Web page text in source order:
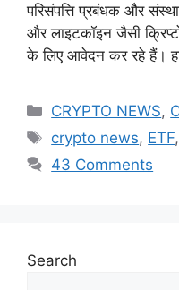
परिसंपत्ति प्रबंधक और
और लाइटकॉइन जैसी
के लिए आवेदन कर रहे हैं।
Categories
CRYPTO NEWS,
Tags
crypto news, ETF,
43 Comments
Search